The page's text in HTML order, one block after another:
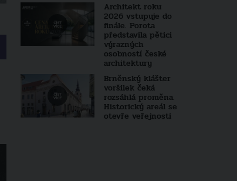
Architekt roku
2026 vstupuje do
finále. Porota
představila pětici
výrazných
osobností české
architektury
Brněnský klášter
voršilek čeká
rozsáhlá proměna.
Historický areál se
otevře veřejnosti